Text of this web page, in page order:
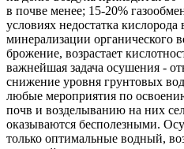
в почве менее; 15-20%
условиях недостатка
минерализации органического
брожение, возрастает
важнейшая задача осушения -
снижение уровня грунтовых
любые мероприятия по
почв и возделыванию на них
оказываются бесполезными.
только оптимальные водный,